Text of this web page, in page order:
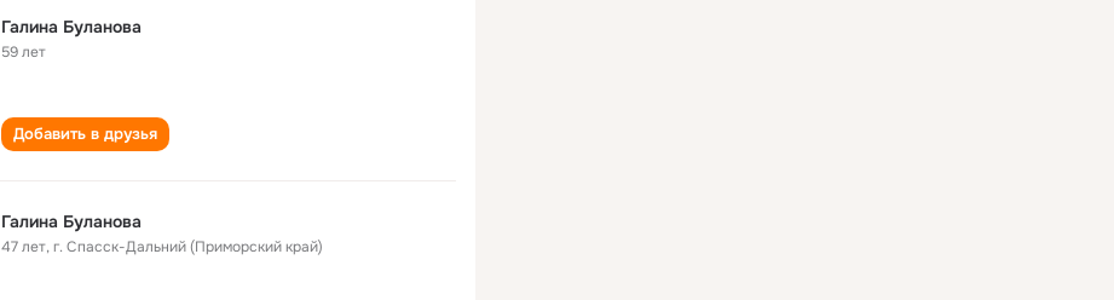
Галина Буланова
59 лет
Добавить в друзья
Галина Буланова
47 лет,г. Спасск-Дальний (Приморский край)